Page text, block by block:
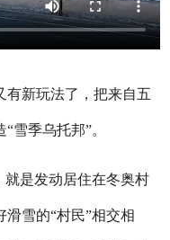
新玩法了，把来自五
雪季乌托邦”。
是发动居住在冬奥村
雪的“村民”相交相